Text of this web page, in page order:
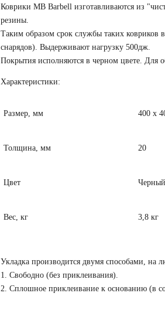
Коврики МВ Barbell изготавливаются из
резины.
Таким образом срок службы таких ковриков
снарядов). Выдерживают нагрузку 500дж.
Покрытия исполняются в черном цвете. Для
Характеристики:
Размер, мм 400 х
Толщина, мм 20
Цвет Черный
Вес, кг 3,8 кг
Укладка производится двумя способами, на
1. Свободно (без приклеивания).
2. Сплошное приклеивание к основанию (в